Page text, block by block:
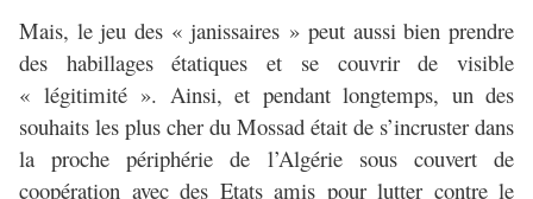
Mais, le jeu des « janissaires » peut aussi bien prendre
des habillages étatiques et se couvrir de visible
« légitimité ». Ainsi, et pendant longtemps, un des
souhaits les plus cher du Mossad était de s’incruster dans
la proche périphérie de l’Algérie sous couvert de
coopération avec des Etats amis pour lutter contre le